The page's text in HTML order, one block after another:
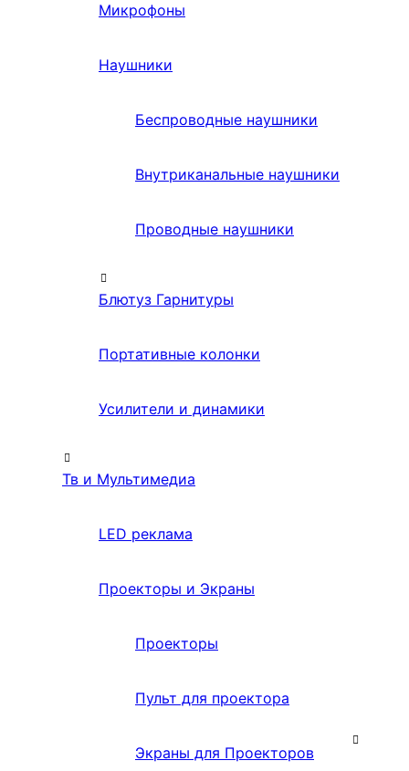
Микрофоны
Наушники
Беспроводные наушники
Внутриканальные наушники
Проводные наушники
Блютуз Гарнитуры
Портативные колонки
Усилители и динамики
Тв и Мультимедиа
LED реклама
Проекторы и Экраны
Проекторы
Пульт для проектора
Экраны для Проекторов